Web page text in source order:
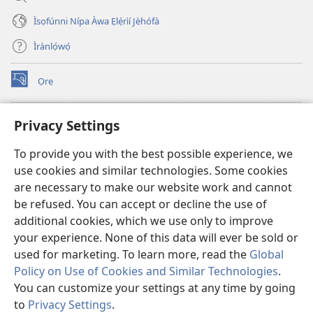
Privacy Settings
To provide you with the best possible experience, we
use cookies and similar technologies. Some cookies
are necessary to make our website work and cannot
be refused. You can accept or decline the use of
additional cookies, which we use only to improve
your experience. None of this data will ever be sold or
used for marketing. To learn more, read the Global
Policy on Use of Cookies and Similar Technologies.
You can customize your settings at any time by going
to Privacy Settings.
Ìsọfúnni Nípa Àwa Ẹlẹ́rìí Jèhófà
Ìrànlọ́wọ́
Ọrẹ
(opens
new
ÀKÁ ÌWÉ ORÍ ÍŃTÁNẸ́Ẹ̀TÌ TI Watchtower™
(opens
window)JW Hub
(opens
new
window)JW Library
Watchtower Library ®
Copyright© 2026 Watch Tower Bible and Tract Society of Pennsylvania.
ÀDÉHÙN LÍLO ÌKÀNNÌ